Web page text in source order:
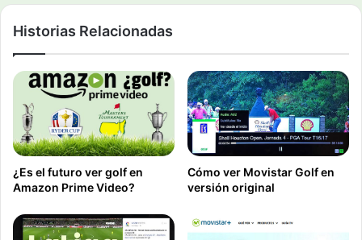
Historias Relacionadas
¿Es el futuro ver golf en
Amazon Prime Video?
Cómo ver Movistar Golf en
versión original